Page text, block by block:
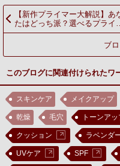
【新作プライマー大解説】あ
たはどっち派？選べるプライマ
ー 「ツヤ肌」VS「セミマッ
ブ
このブログに関連付けられたワ
スキンケア メイクアップ
乾燥 毛穴 トーンアッ
クッション ラベンダ
UVケア SPF